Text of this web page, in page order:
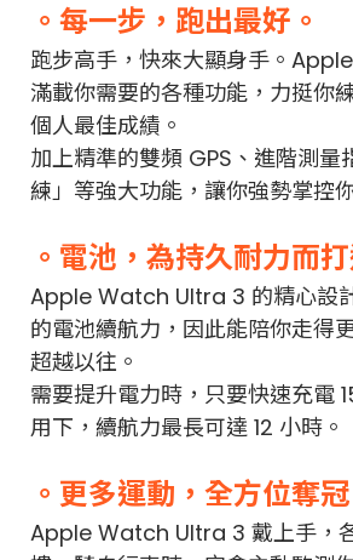
。每一步，跑出最好。
跑步高手，快來大顯身手。
滿載你需要的各種功能，力挺你
個人最佳成績。
加上精準的雙頻 GPS、進階測量
練」等強大功能，讓你強勢掌控
。電池，為持久耐力而打
Apple Watch Ultra 3 的精心設
的電池續航力，因此能陪你走得
超越以往。
需要提升電力時，只要快速充電
用下，續航力最長可達 ​​12 小時。
。更多運動，全方位奪冠
Apple Watch Ultra 3 戴上手，